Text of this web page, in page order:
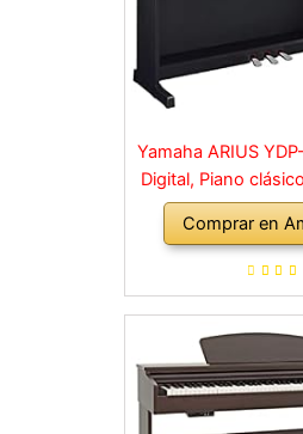
Yamaha ARIUS
Digital, Piano
para principiantes y
para cualquier
en negro
Comprar en